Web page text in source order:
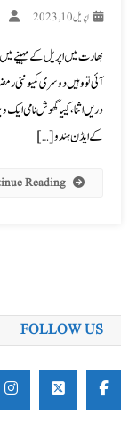
اپریل 10, 2023
بھارت میں اپریل کے مہینے
آئی تو وہیں دوسری کمیونٹی
دریں اثنا، کییا گھوش نامی ایک
کے ایڈن ہندو […]
Reading
FOLLOW US